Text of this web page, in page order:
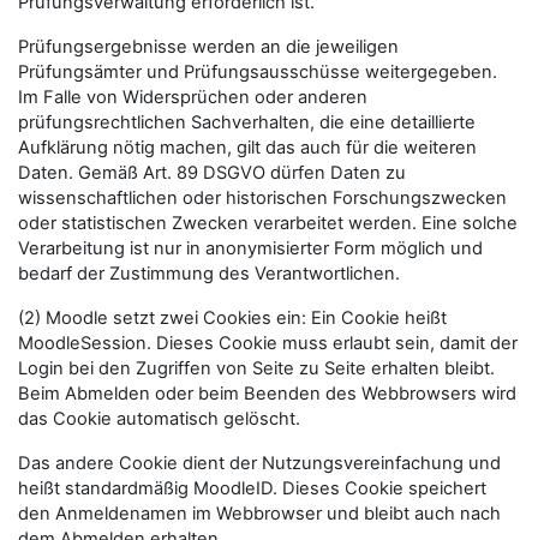
Prüfungsergebnisse werden an die jeweiligen
Prüfungsämter und Prüfungsausschüsse weitergegeben.
Im Falle von Widersprüchen oder anderen
prüfungsrechtlichen Sachverhalten, die eine detaillierte
Aufklärung nötig machen, gilt das auch für die weiteren
Daten. Gemäß Art. 89 DSGVO dürfen Daten zu
wissenschaftlichen oder historischen Forschungszwecken
oder statistischen Zwecken verarbeitet werden. Eine solche
Verarbeitung ist nur in anonymisierter Form möglich und
bedarf der Zustimmung des Verantwortlichen.
(2) Moodle setzt zwei Cookies ein: Ein Cookie heißt
MoodleSession. Dieses Cookie muss erlaubt sein, damit der
Login bei den Zugriffen von Seite zu Seite erhalten bleibt.
Beim Abmelden oder beim Beenden des Webbrowsers wird
das Cookie automatisch gelöscht.
Das andere Cookie dient der Nutzungsvereinfachung und
heißt standardmäßig MoodleID. Dieses Cookie speichert
den Anmeldenamen im Webbrowser und bleibt auch nach